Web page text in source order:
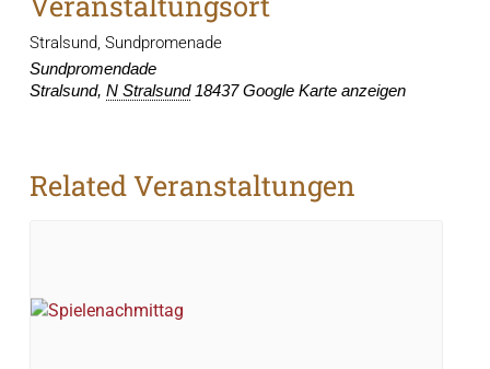
Stralsund, Sundpromenade
Sundpromendade
Stralsund, N Stralsund 18437 Google Karte anzeigen
Related Veranstaltungen